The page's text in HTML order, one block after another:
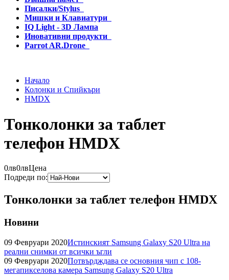
Писалки/Stylus
Мишки и Клавиатури
IQ Light - 3D Лампа
Иновативни продукти
Parrot AR.Drone
Начало
Колонки и Спийкъри
HMDX
Тонколонки за таблет
телефон HMDX
0лв0лвЦена
Подреди по:
Тонколонки за таблет телефон HMDX
Новини
09 Февруари 2020Истинският Samsung Galaxy S20 Ultra на
реални снимки от всички ъгли
09 Февруари 2020Потвърдждава се основния чип с 108-
мегапикселова камера Samsung Galaxy S20 Ultra